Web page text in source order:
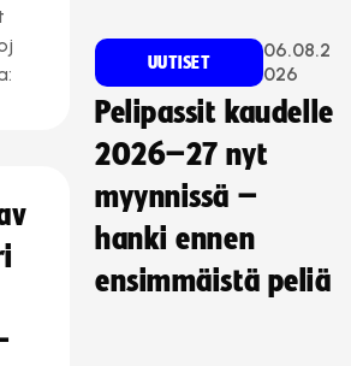
UUTISET
06.08.2
026
Pelipassit kaudelle
2026–27 nyt
myynnissä –
hanki ennen
ensimmäistä peliä